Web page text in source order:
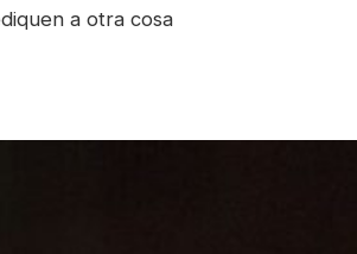
a otra cosa